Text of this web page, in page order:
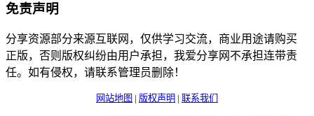
免责声明
分享资源部分来源互联网，仅供学习交流，商业用途请购买
正版，否则版权纠纷由用户承担，我爱分享网不承担连带责
任。如有侵权，请联系管理员删除！
网站地图 | 版权声明 | 联系我们